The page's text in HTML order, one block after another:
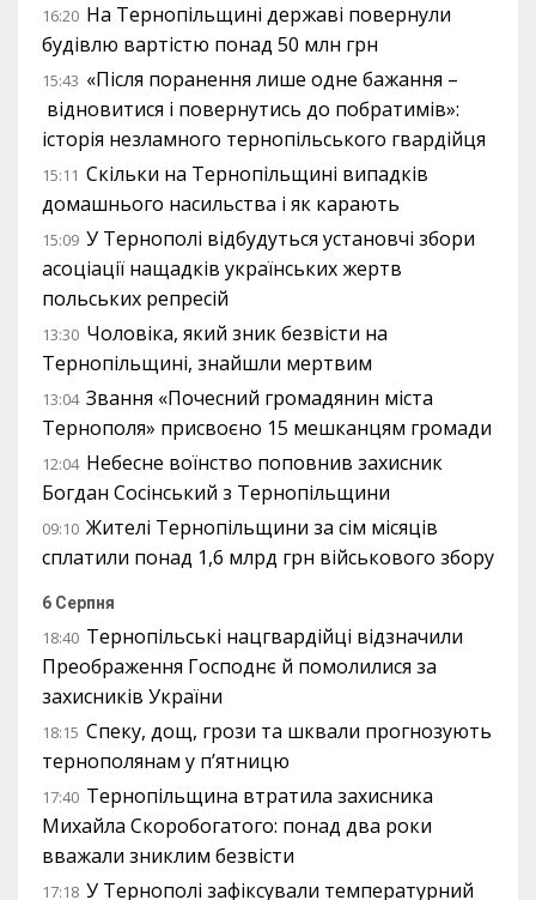
16:20 На Тернопільщині державі повернули
будівлю вартістю понад 50 млн грн
15:43 «Після поранення лише одне бажання –
відновитися і повернутись до побратимів»:
історія незламного тернопільського гвардійця
15:11 Скільки на Тернопільщині випадків
домашнього насильства і як карають
15:09 У Тернополі відбудуться установчі збори
асоціації нащадків українських жертв
польських репресій
13:30 Чоловіка, який зник безвісти на
Тернопільщині, знайшли мертвим
13:04 Звання «Почесний громадянин міста
Тернополя» присвоєно 15 мешканцям громади
12:04 Небесне воїнство поповнив захисник
Богдан Сосінський з Тернопільщини
09:10 Жителі Тернопільщини за сім місяців
сплатили понад 1,6 млрд грн військового збору
6 Серпня
18:40 Тернопільські нацгвардійці відзначили
Преображення Господнє й помолилися за
захисників України
18:15 Спеку, дощ, грози та шквали прогнозують
тернополянам у п’ятницю
17:40 Тернопільщина втратила захисника
Михайла Скоробогатого: понад два роки
вважали зниклим безвісти
17:18 У Тернополі зафіксували температурний